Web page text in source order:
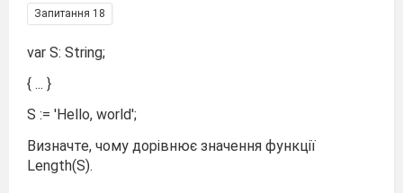
Запитання 18
var S: String;
{ ... }
S := 'Hello, world';
Визначте, чому дорівнює значення функції
Length(S).